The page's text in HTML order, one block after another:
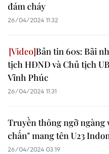
đám cháy
26/04/2024 11:32
Bản tin 60s: Bãi
tịch HĐND và Chủ tịch
Vĩnh Phúc
26/04/2024 11:31
Truyền thông ngỡ ngàng
chấn" mang tên U23
26/04/2024 03:19